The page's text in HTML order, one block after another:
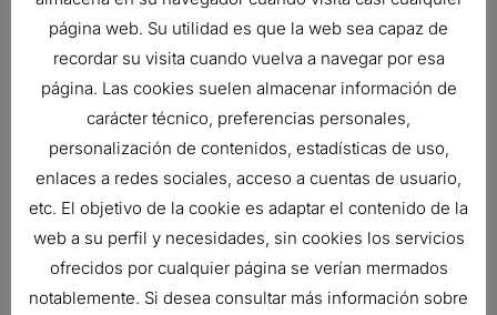
CATERPILLAR 1391534
HYDRAULIC
FILTER,
CARTRIDGE
FILTER,
CARTRIDGE
FIAT
HYDRAULIC
FILTER,
CARTRIDGE
FIAT
HYDRAULIC
página web. Su utilidad es que la web sea capaz de
recordar su visita cuando vuelva a navegar por esa
página. Las cookies suelen almacenar información de
carácter técnico, preferencias personales,
personalización de contenidos, estadísticas de uso,
enlaces a redes sociales, acceso a cuentas de usuario,
etc. El objetivo de la cookie es adaptar el contenido de la
web a su perfil y necesidades, sin cookies los servicios
ofrecidos por cualquier página se verían mermados
notablemente. Si desea consultar más información sobre